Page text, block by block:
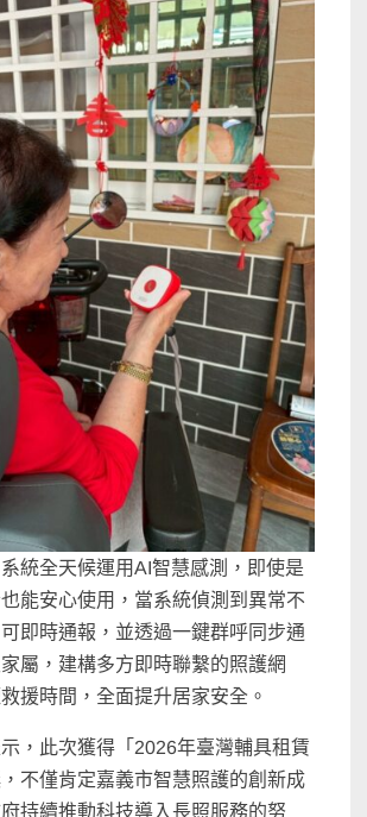
統全天候運用AI智慧感測，即使是
能安心使用，當系統偵測到異常不
即時通報，並透過一鍵群呼同步通
屬，建構多方即時聯繫的照護網
援時間，全面提升居家安全。
，此次獲得「2026年臺灣輔具租賃
不僅肯定嘉義市智慧照護的創新成
持續推動科技導入長照服務的努